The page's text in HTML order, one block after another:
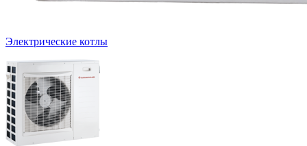
Электрические котлы